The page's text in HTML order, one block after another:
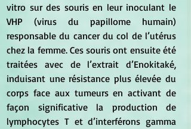
vitro sur des souris en leur inoculant le
VHP (virus du papillome humain)
responsable du cancer du col de l’utérus
chez la femme. Ces souris ont ensuite été
traitées avec de l’extrait d’Enokitaké,
induisant une résistance plus élevée du
corps face aux tumeurs en activant de
façon significative la production de
lymphocytes T et d’interférons gamma